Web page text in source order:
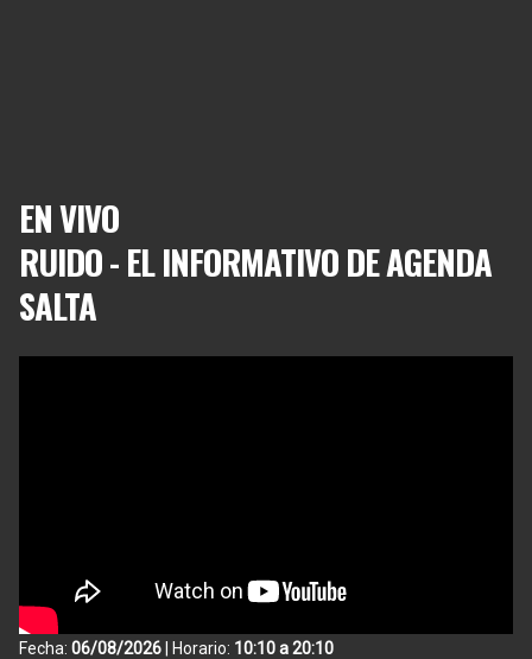
EN VIVO
RUIDO - EL INFORMATIVO DE AGENDA
SALTA
Fecha: 06/08/2026 | Horario: 10:10 a 20:10